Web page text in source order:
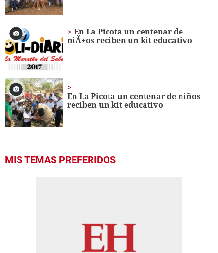
En La Picota un centenar de
niÃ±os reciben un kit educativo
En La Picota un centenar de niños
reciben un kit educativo
MIS TEMAS PREFERIDOS